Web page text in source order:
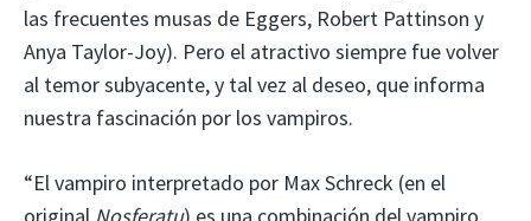
las frecuentes musas de Eggers, Robert Pattinson y
Anya Taylor-Joy). Pero el atractivo siempre fue volver
al temor subyacente, y tal vez al deseo, que informa
nuestra fascinación por los vampiros.
“El vampiro interpretado por Max Schreck (en el
original Nosferatu) es una combinación del vampiro